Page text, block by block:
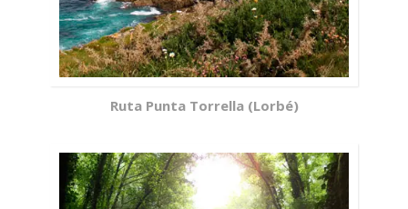
Ruta Punta Torrella (Lorbé)